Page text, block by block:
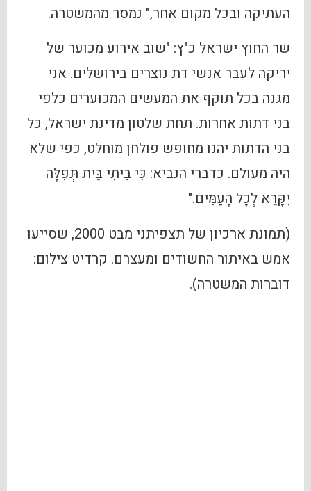
העתיקה ובכל מקום אחר," נמסר מהמשטרה.
שר החוץ ישראל כ"ץ: "שוב אירוע מכוער של
יריקה לעבר אנשי דת נוצרים בירושלים. אני
מגנה בכל תוקף את המעשים המכוערים כלפי
בני דתות אחרות. תחת שלטון מדינת ישראל, כל
בני הדתות יהנו מחופש פולחן מוחלט, כפי שלא
היה מעולם. כדברי הנביא: כִּי בֵיתִי בֵּית תְּפִלָּה
יִקָּרֵא לְכָל הָעַמִּים."
(תמונת ארכיון של תצפיתני מבט 2000, שסייעו
אמש באיתור החשודים ומעצרם. קרדיט צילום:
דוברות המשטרה).